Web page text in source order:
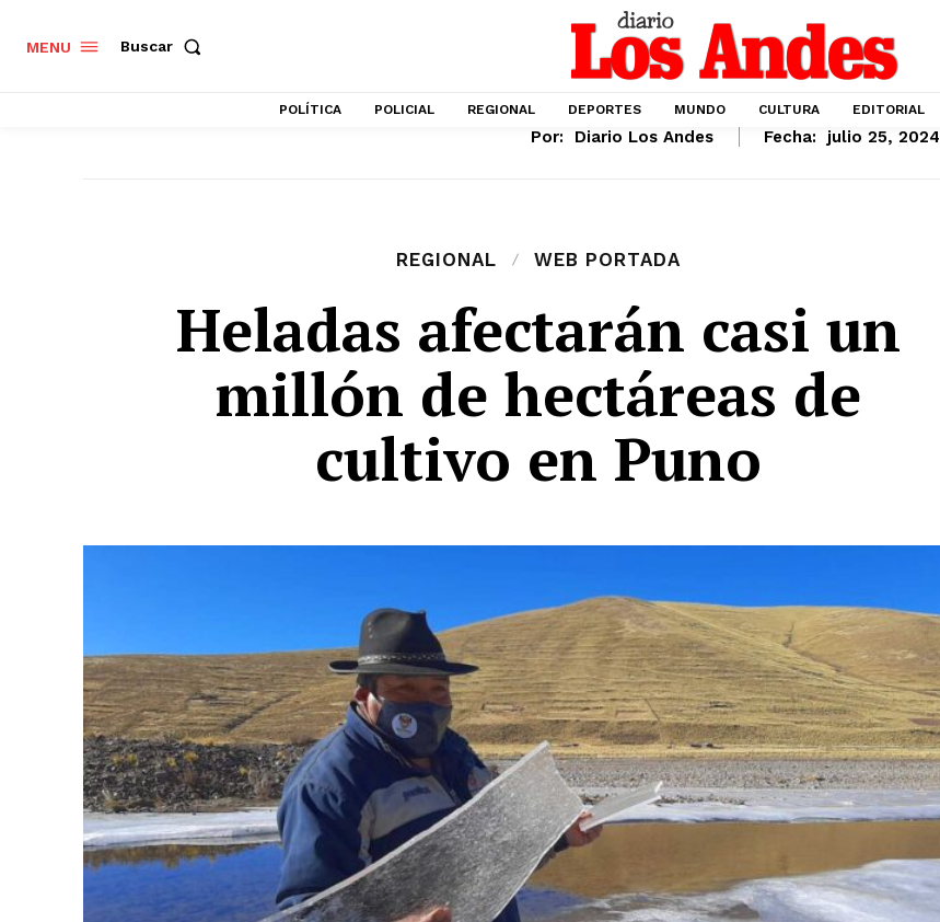
MENU Buscar
POLÍTICA POLICIAL REGIONAL DEPORTES MUNDO CULTURA EDITORIAL
Por: Diario Los Andes Fecha: julio 25, 2024
REGIONAL WEB PORTADA
Heladas afectarán casi un
millón de hectáreas de
cultivo en Puno